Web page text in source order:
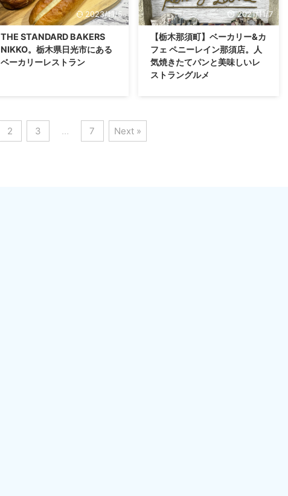
2023/11/5
THE STANDARD BAKERS
NIKKO。栃木県日光市にある
ベーカリーレストラン
2021/11/7
【栃木那須町】ベーカリー&カ
フェ ペニーレイン那須店。人
気焼きたてパンと美味しいレ
ストラングルメ
2 3 … 7 Next »